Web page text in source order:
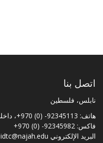
اتصل بنا
نابلس، فلسطين
هاتف: 92345113- (0) 970+، داخلي: 4127
فاكس: 92345982- (0) 970+
البريد الإلكتروني idtc@najah.edu